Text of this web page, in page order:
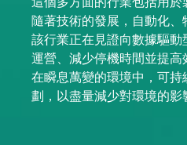
隨著技術的發展，自動化、
該行業正在見證向數據驅
運營、減少停機時間並提高
在瞬息萬變的環境中，可
劃，以盡量減少對環境的影